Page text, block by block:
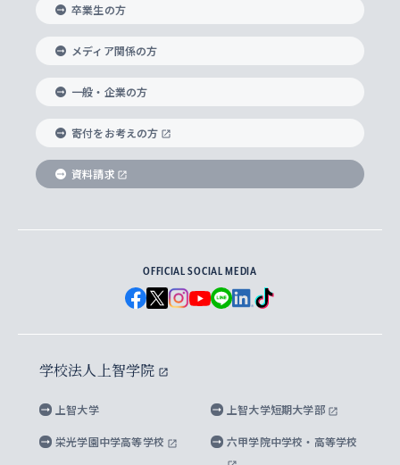
総合グローバル学部
国際教養学部
理工学部
Futures） – 持続可能な未来を考える６学科連携
データサイエンス
海外で学ぶ
神学研究科
実践宗教学研究科
総合人間科学研究科
経済学研究科
グローバル・スタディーズ研究科
助産学専攻科
生涯学習
比較文化研究所
ヨーロッパ研究所
アジア文化研究所
アメリカ・カナダ研究所
メディア・ジャーナリズム研究所
水稀少社会研究センター
先進機械・構造材料イノベーションセンター
ハラスメント防止の取り組み
障がいのある学生への支援
キャリア形成支援プログラム
就職（内定先）・進路統計
企業の採用ご担当者様へのご案内
住まいのサポート
交換留学生(海外大学から上智大学で学ぶ)
ノンディグリー生
Sophia Short-term Program受講生
学費・奨学金
学部入学前に出願する奨学金
国による高等教育の修学支援新制度
大学院生対象の奨学金
海外留学する際の費用と奨学金
上智大学の沿革
ソフィア・アーカイブズ
上智大学とカトリック
上智大学を訪れた世界の知性
国連Weeks・アフリカWeeks
ダイバーシティ＆サステナビリティへの取り組み
上智大学公式ソーシャルメディア
学校法人上智学院について
数字で見る上智大学
上智大学のネットワーク
父母・保証人とのネットワーク
学外とのネットワーク
上智大学の出版物
上智大学大学案内・大学院案内
英文広報誌 SOPHIA magazine
上智大学のビジュアル・アイデンティティ
上智大学ビジュアル・アイデンティティ
上智大学校歌 ・上智大学学生歌
上智大学への取材・キャンパスでの撮影について
上智大学の公開情報
上智大学の教育研究活動等の情報公表
キャンパス案内
卒業生の方
メディア関係の方
一般・企業の方
寄付をお考えの方
資料請求
OFFICIAL SOCIAL MEDIA
学校法人上智学院
上智大学 上智大学短期大学部
栄光学園中学高等学校 六甲学院中学校・高等学校